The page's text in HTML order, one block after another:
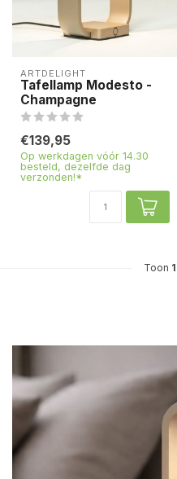
ARTDELIGHT
Tafellamp Modesto -
Champagne
€139,95
Op werkdagen vóór 14.30
besteld, dezelfde dag
verzonden!*
Toon 1